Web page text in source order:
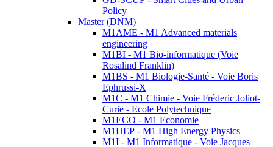
Policy
Master (DNM)
M1AME - M1 Advanced materials
engineering
M1BI - M1 Bio-informatique (Voie
Rosalind Franklin)
M1BS - M1 Biologie-Santé - Voie Boris
Ephrussi-X
M1C - M1 Chimie - Voie Fréderic Joliot-
Curie - Ecole Polytechnique
M1ECO - M1 Economie
M1HEP - M1 High Energy Physics
M1I - M1 Informatique - Voie Jacques